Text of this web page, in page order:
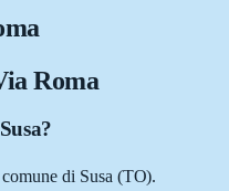
Roma
di Susa (TO).